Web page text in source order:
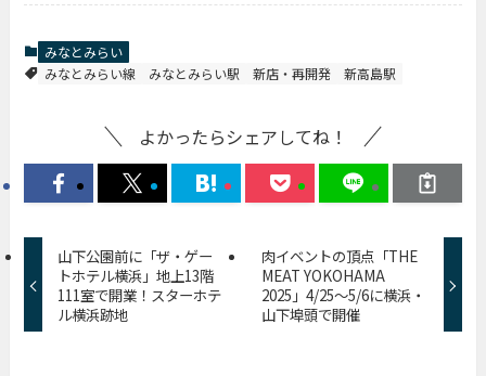
みなとみらい
みなとみらい線
みなとみらい駅 新店・再開発 新高島駅
よかったらシェアしてね！
山下公園前に「ザ・ゲー
トホテル横浜」地上13階
111室で開業！スターホテ
ル横浜跡地
肉イベントの頂点「THE
MEAT YOKOHAMA
2025」4/25〜5/6に横浜・
山下埠頭で開催